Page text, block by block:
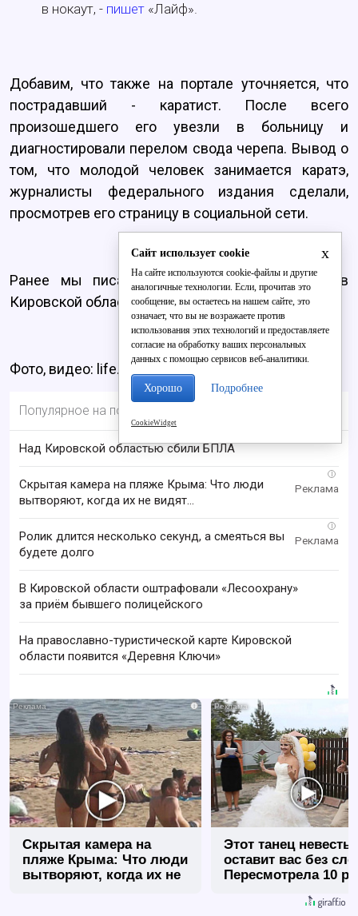
в нокаут, - пишет «Лайф».
Добавим, что также на портале уточняется, что
пострадавший - каратист. После всего
произошедшего его увезли в больницу и
диагностировали перелом свода черепа. Вывод о
том, что молодой человек занимается каратэ,
журналисты федерального издания сделали,
просмотрев его страницу в социальной сети.
Ранее мы писали о том, чтожуткое ДТП
в
Кировской области унесло жизни троих человек.
Фото, видео: life.ru
Популярное на портале
Над Кировской областью сбили БПЛА
i
Скрытая камера на пляже Крыма: Что люди
вытворяют, когда их не видят...
i
Ролик длится несколько секунд, а смеяться вы
будете долго
В Кировской области оштрафовали «Лесоохрану»
за приём бывшего полицейского
На православно-туристической карте Кировской
области появится «Деревня Ключи»
i
Скрытая камера на
пляже Крыма: Что люди
вытворяют, когда их не
Этот танец невесты
оставит вас без
Пересмотрела 10
x
Сайт использует cookie
На сайте используются cookie-файлы и другие
аналогичные технологии. Если, прочитав это
сообщение, вы остаетесь на нашем сайте, это
означает, что вы не возражаете против
использования этих технологий и предоставляете
согласие на обработку ваших персональных
данных с помощью сервисов веб-аналитики.
Хорошо Подробнее
CookieWidget